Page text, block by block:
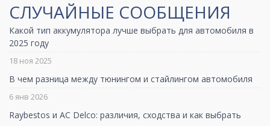
СЛУЧАЙНЫЕ СООБЩЕНИЯ
Какой тип аккумулятора лучше выбрать для автомобиля в
2025 году
18 ноя 2025
В чем разница между тюнингом и стайлингом автомобиля
6 янв 2026
Raybestos и AC Delco: различия, сходства и как выбрать